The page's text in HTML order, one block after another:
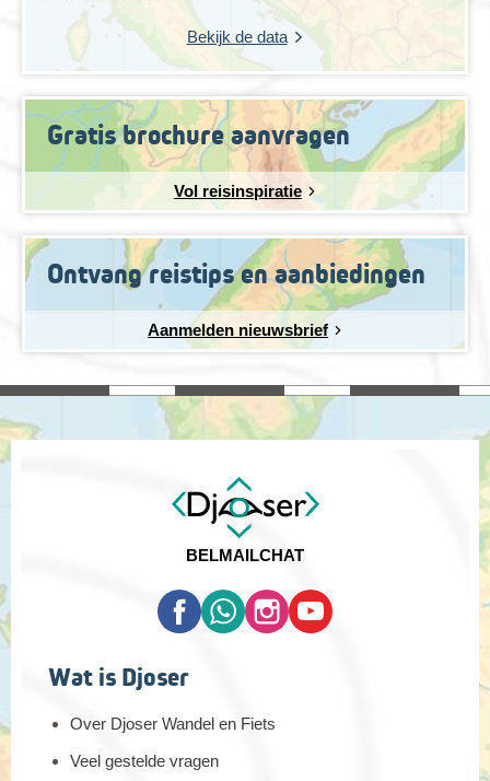
Bekijk de data
Gratis brochure aanvragen
Vol reisinspiratie
Ontvang reistips en aanbiedingen
Aanmelden nieuwsbrief
BELMAILCHAT
Wat is Djoser
Over Djoser Wandel en Fiets
Veel gestelde vragen